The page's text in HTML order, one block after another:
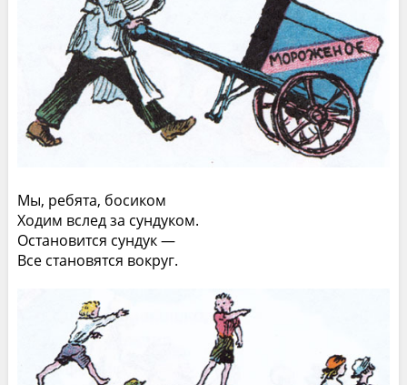
Мы, ребята, босиком
Ходим вслед за сундуком.
Остановится сундук —
Все становятся вокруг.